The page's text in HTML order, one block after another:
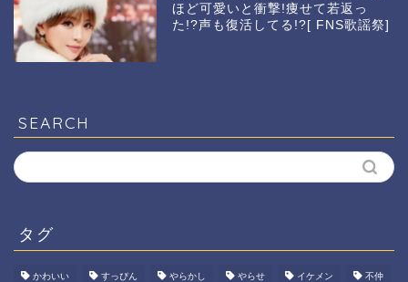
ほど可愛いと衝撃!痩せて若返っ
た!?声も復活してる!?[ FNS歌謡祭]
SEARCH
タグ
かわいい すっぴん やらかし やらせ イケメン 不仲